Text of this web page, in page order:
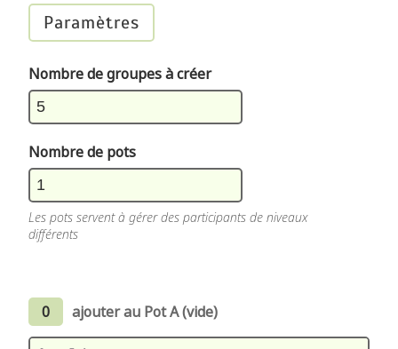
Paramètres
Nombre de groupes à créer
Nombre de pots
Les pots servent à gérer des participants de niveaux
différents
0 ajouter au Pot A (vide)